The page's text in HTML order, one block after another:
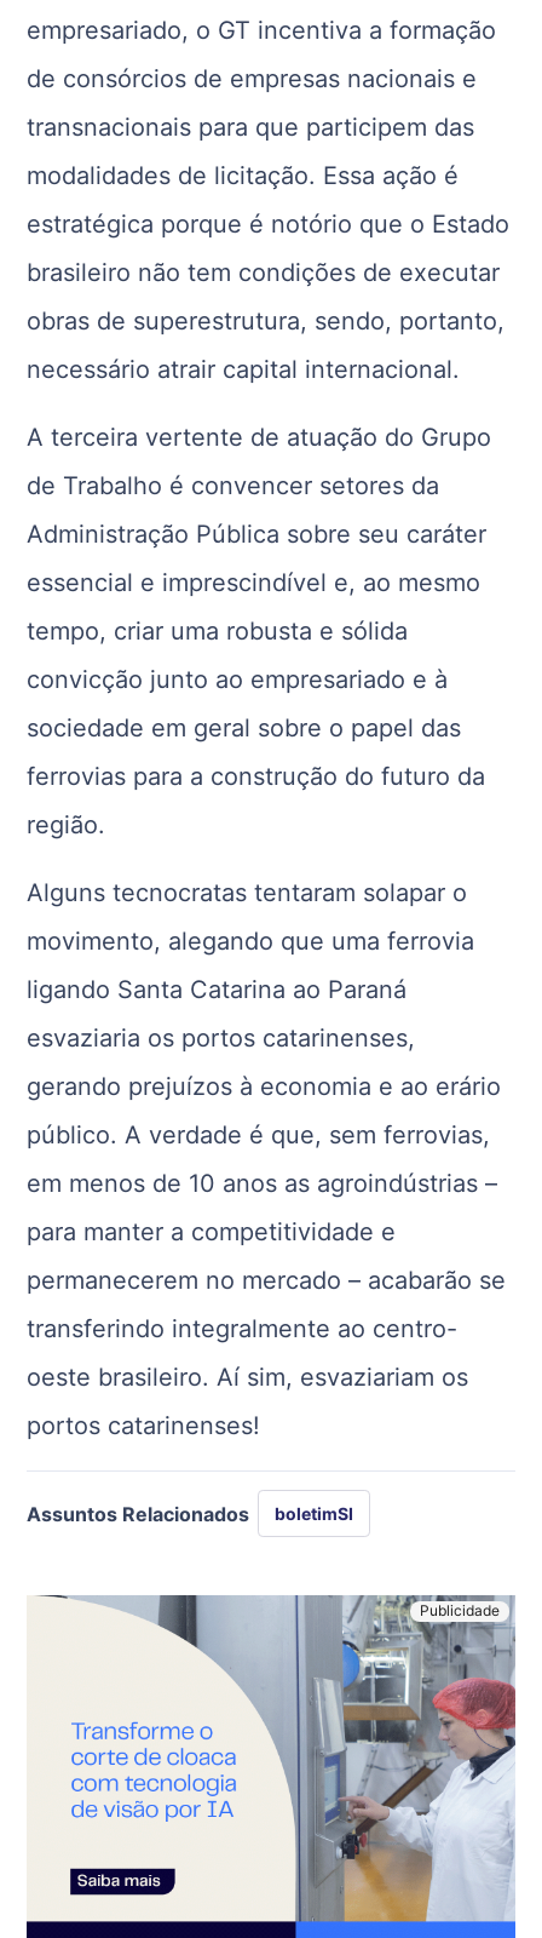
empresariado, o GT incentiva a formação
de consórcios de empresas nacionais e
transnacionais para que participem das
modalidades de licitação. Essa ação é
estratégica porque é notório que o Estado
brasileiro não tem condições de executar
obras de superestrutura, sendo, portanto,
necessário atrair capital internacional.
A terceira vertente de atuação do Grupo
de Trabalho é convencer setores da
Administração Pública sobre seu caráter
essencial e imprescindível e, ao mesmo
tempo, criar uma robusta e sólida
convicção junto ao empresariado e à
sociedade em geral sobre o papel das
ferrovias para a construção do futuro da
região.
Alguns tecnocratas tentaram solapar o
movimento, alegando que uma ferrovia
ligando Santa Catarina ao Paraná
esvaziaria os portos catarinenses,
gerando prejuízos à economia e ao erário
público. A verdade é que, sem ferrovias,
em menos de 10 anos as agroindústrias –
para manter a competitividade e
permanecerem no mercado – acabarão se
transferindo integralmente ao centro-
oeste brasileiro. Aí sim, esvaziariam os
portos catarinenses!
Assuntos Relacionados boletimSI